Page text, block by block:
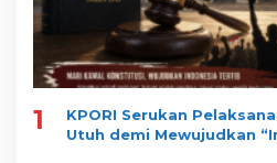
1
KPORI Serukan
Utuh demi Mewujudkan